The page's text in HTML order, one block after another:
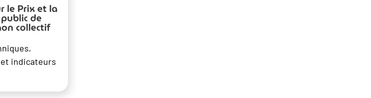
le Prix et la
de
collectif
indicateurs